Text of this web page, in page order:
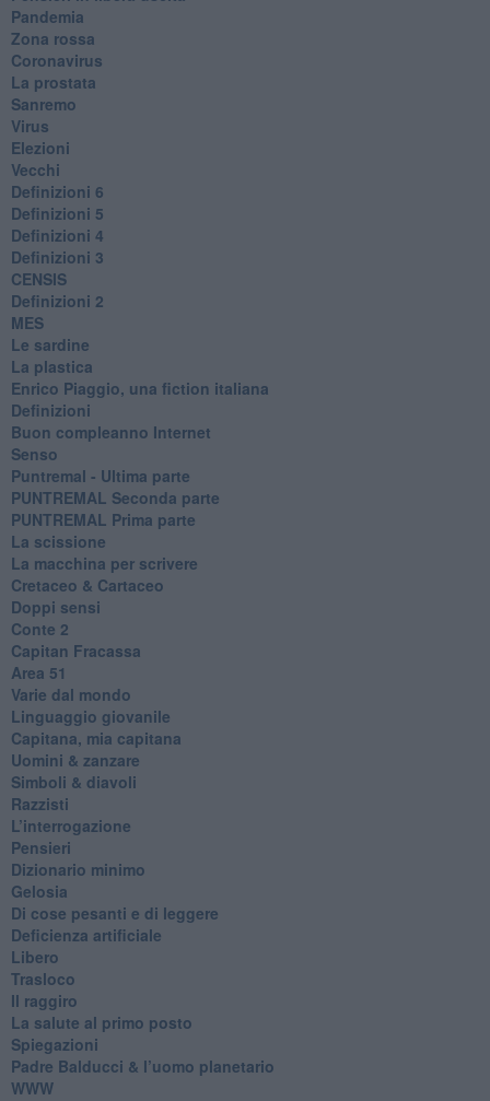
Pandemia
Zona rossa
Coronavirus
La prostata
Sanremo
Virus
Elezioni
Vecchi
Definizioni 6
Definizioni 5
Definizioni 4
Definizioni 3
CENSIS
​Definizioni 2
MES
Le sardine
La plastica
​Enrico Piaggio, una fiction italiana
Definizioni
​Buon compleanno Internet
Senso
Puntremal - Ultima parte
PUNTREMAL Seconda parte
​PUNTREMAL Prima parte
La scissione
La macchina per scrivere
Cretaceo & Cartaceo
Doppi sensi
​Conte 2
​Capitan Fracassa
​Area 51
Varie dal mondo
​Linguaggio giovanile
​Capitana, mia capitana
Uomini & zanzare
​Simboli & diavoli
Razzisti
​L’interrogazione
Pensieri
​Dizionario minimo
Gelosia
Di cose pesanti e di leggere
​Deficienza artificiale
Libero
Trasloco
Il raggiro
​La salute al primo posto
Spiegazioni
Padre Balducci & l’uomo planetario
WWW